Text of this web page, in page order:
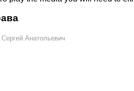
Анатольевич